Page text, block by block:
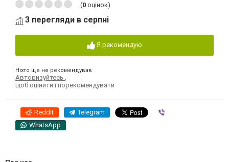
(0 оцінок)
3 перегляди в серпні
Я рекомендую
Ніхто ще не рекомендував
Авторизуйтесь
щоб оцінити і порекомендувати
Reddit Telegram
WhatsApp